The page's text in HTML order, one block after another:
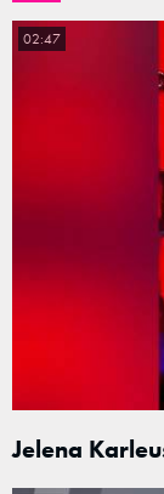
Jelena
02:47